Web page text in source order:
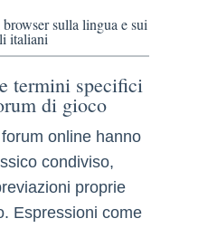
sulla lingua e sui
italiani
termini specifici
di gioco
online hanno
condiviso,
proprie
Espressioni come